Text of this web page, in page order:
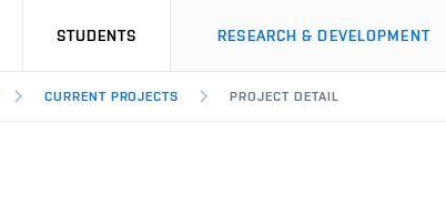
STUDENTS RESEARCH & DEVELOPMENT
CURRENT PROJECTS PROJECT DETAIL